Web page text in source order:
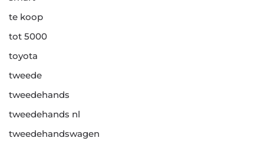
te koop
tot 5000
toyota
tweede
tweedehands
tweedehands nl
tweedehandswagen